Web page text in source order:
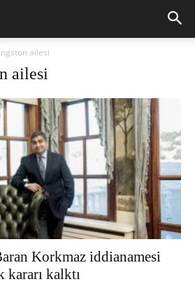
ailesi
ailesi
Korkmaz iddianamesi
kalktı